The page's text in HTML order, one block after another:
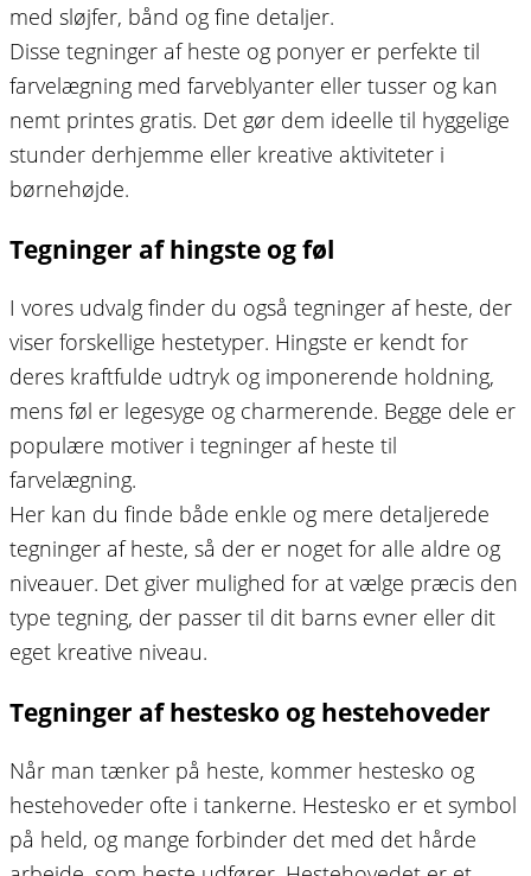
med sløjfer, bånd og fine detaljer.
Disse tegninger af heste og ponyer er perfekte til
farvelægning med farveblyanter eller tusser og kan
nemt printes gratis. Det gør dem ideelle til hyggelige
stunder derhjemme eller kreative aktiviteter i
børnehøjde.
Tegninger af hingste og føl
I vores udvalg finder du også tegninger af heste, der
viser forskellige hestetyper. Hingste er kendt for
deres kraftfulde udtryk og imponerende holdning,
mens føl er legesyge og charmerende. Begge dele er
populære motiver i tegninger af heste til
farvelægning.
Her kan du finde både enkle og mere detaljerede
tegninger af heste, så der er noget for alle aldre og
niveauer. Det giver mulighed for at vælge præcis den
type tegning, der passer til dit barns evner eller dit
eget kreative niveau.
Tegninger af hestesko og hestehoveder
Når man tænker på heste, kommer hestesko og
hestehoveder ofte i tankerne. Hestesko er et symbol
på held, og mange forbinder det med det hårde